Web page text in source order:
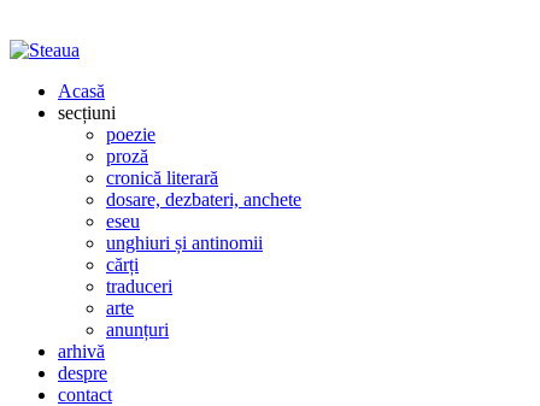
Acasă
secțiuni
poezie
proză
cronică literară
dosare, dezbateri, anchete
eseu
unghiuri și antinomii
cărți
traduceri
arte
anunțuri
arhivă
despre
contact